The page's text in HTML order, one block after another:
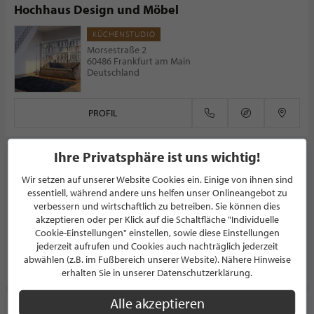
Hochhaus Design und Möbel
KÜCHENSTUDIO
Morsestraße 2
60486 Frankfurt am Main
Deutschland
PROFIL
HAND & FUSS
ARCHITEKT
Bräuweg 7
88131 Lindau
Deutschland
PROFIL
Möbelbau ROTH
Ihre Privatsphäre ist uns wichtig!
Wir setzen auf unserer Website Cookies ein. Einige von ihnen sind
essentiell, während andere uns helfen unser Onlineangebot zu
verbessern und wirtschaftlich zu betreiben. Sie können dies
akzeptieren oder per Klick auf die Schaltfläche "Individuelle
Cookie-Einstellungen" einstellen, sowie diese Einstellungen
jederzeit aufrufen und Cookies auch nachträglich jederzeit
abwählen (z.B. im Fußbereich unserer Website). Nähere Hinweise
erhalten Sie in unserer Datenschutzerklärung.
Alle akzeptieren